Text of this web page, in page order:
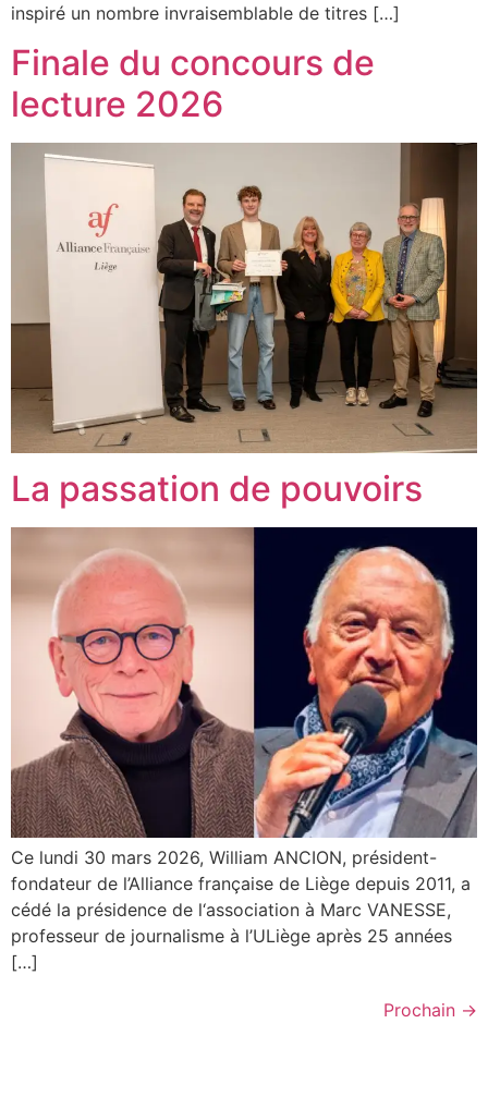
inspiré un nombre invraisemblable de titres […]
Finale du concours de
lecture 2026
La passation de pouvoirs
Ce lundi 30 mars 2026, William ANCION, président-
fondateur de l’Alliance française de Liège depuis 2011, a
cédé la présidence de l‘association à Marc VANESSE,
professeur de journalisme à l’ULiège après 25 années
[…]
Prochain →